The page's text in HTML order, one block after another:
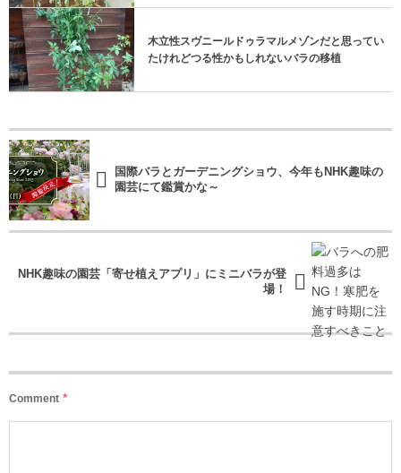
木立性スヴニールドゥラマルメゾンだと思ってい
たけれどつる性かもしれないバラの移植
国際バラとガーデニングショウ、今年もNHK趣味の
園芸にて鑑賞かな～
NHK趣味の園芸「寄せ植えアプリ」にミニバラが登
場！
Comment *